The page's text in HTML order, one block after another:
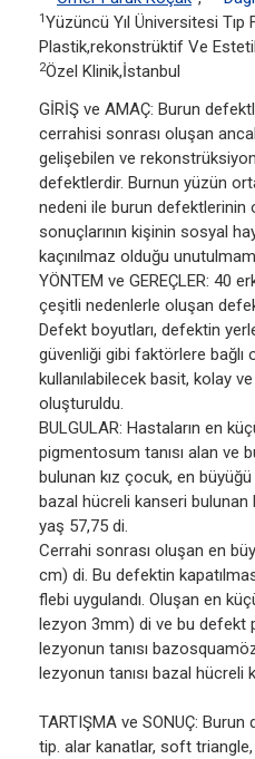
1Yüzüncü Yıl Üniversitesi Tıp
Plastik,rekonstrüktif Ve
2Özel Klinik,İstanbul
GİRİŞ ve AMAÇ: Burun
cerrahisi sonrası oluşan
gelişebilen ve
defektlerdir. Burnun yüzün
nedeni ile burun defektlerinin
sonuçlarının kişinin sosyal
kaçınılmaz olduğu
YÖNTEM ve GEREÇLER: 40
çeşitli nedenlerle oluşan
Defekt boyutları, defektin
güvenliği gibi faktörlere bağlı
kullanılabilecek basit, kolay
oluşturuldu.
BULGULAR: Hastaların en
pigmentosum tanısı alan ve
bulunan kız çocuk, en
bazal hücreli kanseri bulunan
yaş 57,75 di.
Cerrahi sonrası oluşan en
cm) di. Bu defektin
flebi uygulandı. Oluşan en
lezyon 3mm) di ve bu defekt
lezyonun tanısı
lezyonun tanısı bazal hücreli
TARTIŞMA ve SONUÇ:
tip. alar kanatlar, soft